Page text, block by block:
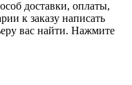
доставки, оплаты,
к заказу написать
вас найти. Нажмите